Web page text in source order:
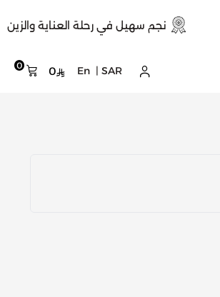
نجم سهيل في رحلة العناية والزين
0 0 En SAR